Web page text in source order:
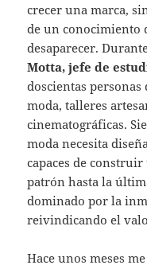
crecer una marca,
de un conocimiento
desaparecer.
Motta, jefe de
doscientas
moda, talleres
cinematográficas.
moda necesita
capaces de
patrón hasta la
dominado por la
reivindicando el
Hace unos meses